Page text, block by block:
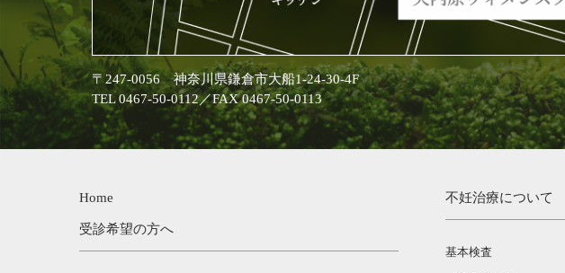
〒247-0056 神奈川県鎌倉市大船1-24-30-4F
TEL 0467-50-0112／FAX 0467-50-0113
Home
受診希望の方へ
不妊治療について
基本検査